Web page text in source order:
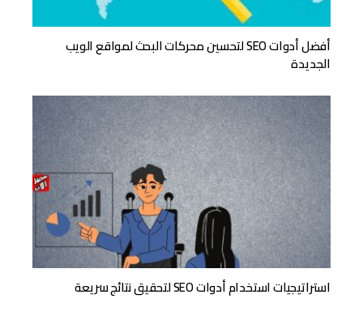
أفضل أدوات SEO لتحسين محركات البحث لمواقع الويب
الجديدة
استراتيجيات استخدام أدوات SEO لتحقيق نتائج سريعة